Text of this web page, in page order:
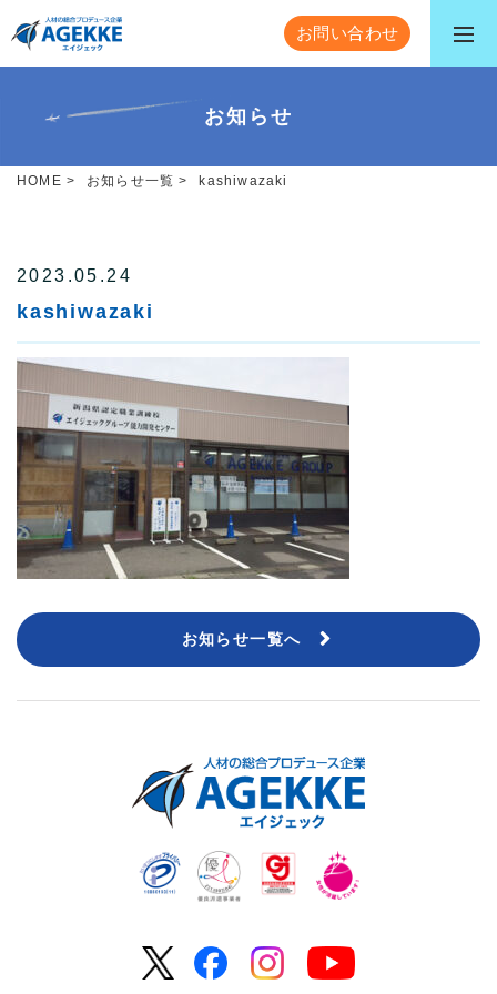
お問い合わせ
お知らせ
HOME > お知らせ一覧 > kashiwazaki
2023.05.24
kashiwazaki
お知らせ一覧へ